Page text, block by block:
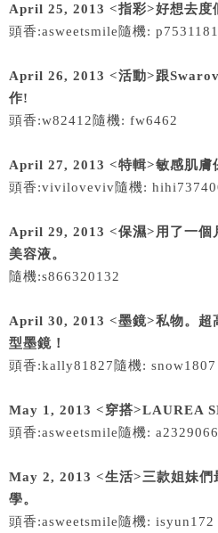
April 25, 2013 <指彩>好想去度
頭香:asweetsmile隨機: p7531181
April 26, 2013 <活動>跟
作!
頭香:w82412隨機: fw6462
April 27, 2013 <特輯>敏感肌膚
頭香:viviloveviv隨機:
April 29, 2013 <保濕>用了一個
美容液。
隨機:s866320132
April 30, 2013 <墨鏡>私物。
型墨鏡！
頭香:kally81827隨機: snow1807
May 1, 2013 <穿搭>LAUREA
頭香:asweetsmile隨機: a2329066
May 2, 2013 <生活>三款姐妹
學。
頭香:asweetsmile隨機: isyun172